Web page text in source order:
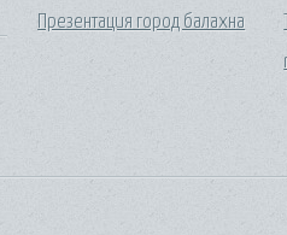
Презентация город балахна